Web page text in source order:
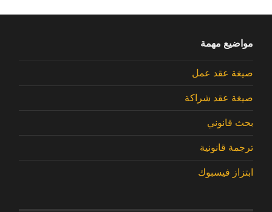
مواضيع مهمة
صيغة عقد عمل
صيغة عقد شراكة
بحث قانوني
ترجمة قانونية
ابتزاز فيسبوك